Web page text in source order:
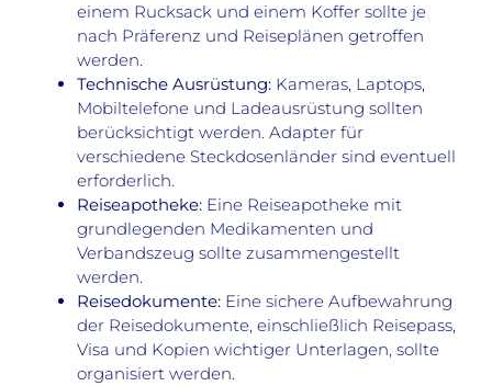
einem Rucksack und einem Koffer sollte je
nach Präferenz und Reiseplänen getroffen
werden.
Technische Ausrüstung:Kameras, Laptops,
Mobiltelefone und Ladeausrüstung sollten
berücksichtigt werden. Adapter für
verschiedene Steckdosenländer sind eventuell
erforderlich.
Reiseapotheke:Eine Reiseapotheke mit
grundlegenden Medikamenten und
Verbandszeug sollte zusammengestellt
werden.
Reisedokumente:Eine sichere Aufbewahrung
der Reisedokumente, einschließlich Reisepass,
Visa und Kopien wichtiger Unterlagen, sollte
organisiert werden.